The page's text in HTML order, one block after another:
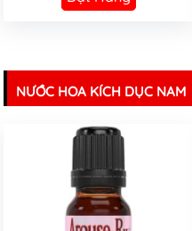
NƯỚC HOA KÍCH DỤC NAM